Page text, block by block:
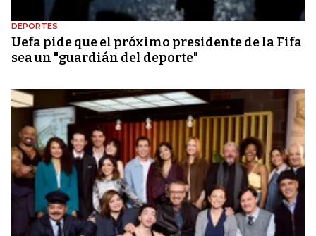
DEPORTES
Uefa pide que el próximo presidente de la Fifa
sea un "guardián del deporte"